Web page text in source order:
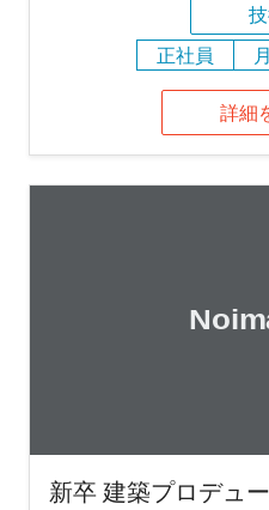
正社員
詳細
新卒 建築プロデュ